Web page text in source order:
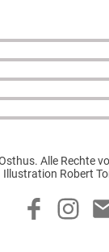
Alle Rechte
Illustration Robert